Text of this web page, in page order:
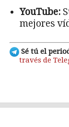
YouTube:
mejores
Sé tú el
través de